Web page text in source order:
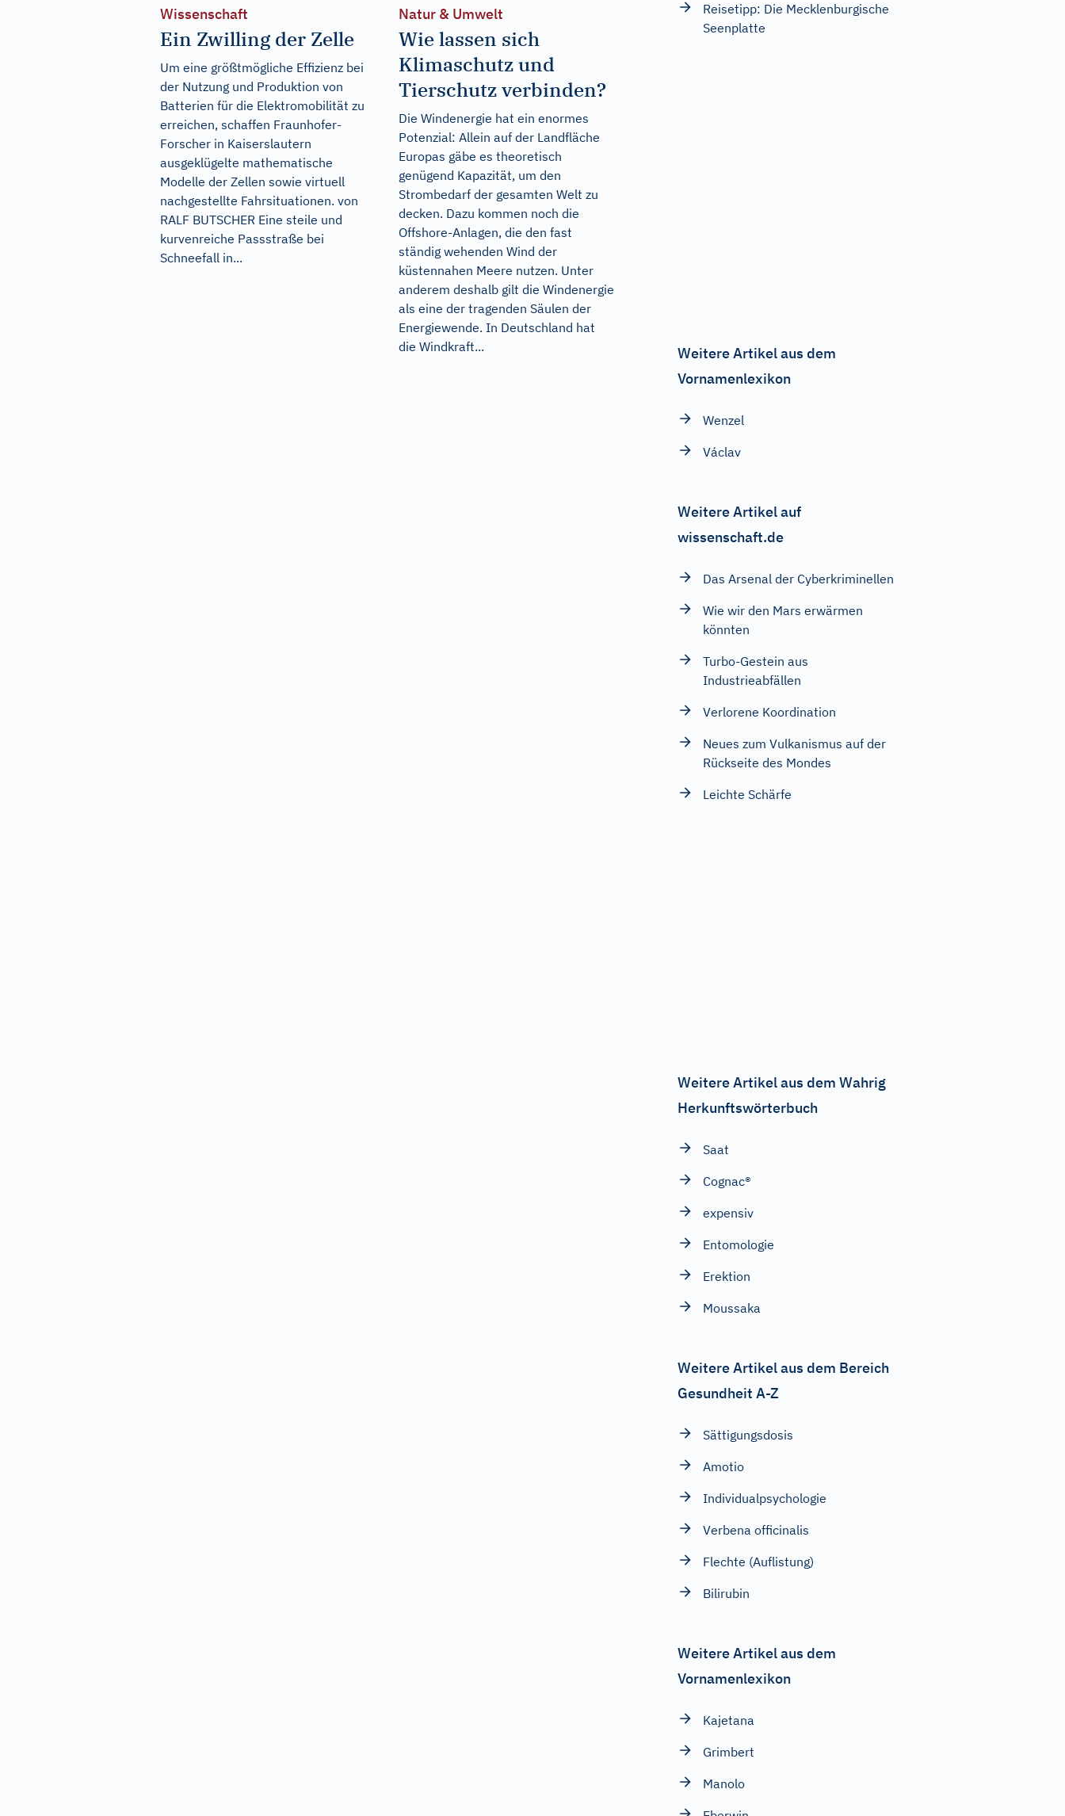
Wissenschaft
Ein Zwilling der Zelle
Um eine größtmögliche Effizienz bei
der Nutzung und Produktion von
Batterien für die Elektromobilität zu
erreichen, schaffen Fraunhofer-
Forscher in Kaiserslautern
ausgeklügelte mathematische
Modelle der Zellen sowie virtuell
nachgestellte Fahrsituationen. von
RALF BUTSCHER Eine steile und
kurvenreiche Passstraße bei
Schneefall in...
Natur & Umwelt
Wie lassen sich
Klimaschutz und
Tierschutz verbinden?
Die Windenergie hat ein enormes
Potenzial: Allein auf der Landfläche
Europas gäbe es theoretisch
genügend Kapazität, um den
Strombedarf der gesamten Welt zu
decken. Dazu kommen noch die
Offshore-Anlagen, die den fast
ständig wehenden Wind der
küstennahen Meere nutzen. Unter
anderem deshalb gilt die Windenergie
als eine der tragenden Säulen der
Energiewende. In Deutschland hat
die Windkraft...
Reisetipp: Die Mecklenburgische
Seenplatte
Weitere Artikel aus dem
Vornamenlexikon
Wenzel
Václav
Weitere Artikel auf
wissenschaft.de
Das Arsenal der Cyberkriminellen
Wie wir den Mars erwärmen
könnten
Turbo-Gestein aus
Industrieabfällen
Verlorene Koordination
Neues zum Vulkanismus auf der
Rückseite des Mondes
Leichte Schärfe
Weitere Artikel aus dem Wahrig
Herkunftswörterbuch
Saat
Cognac®
expensiv
Entomologie
Erektion
Moussaka
Weitere Artikel aus dem Bereich
Gesundheit A-Z
Sättigungsdosis
Amotio
Individualpsychologie
Verbena officinalis
Flechte (Auflistung)
Bilirubin
Weitere Artikel aus dem
Vornamenlexikon
Kajetana
Grimbert
Manolo